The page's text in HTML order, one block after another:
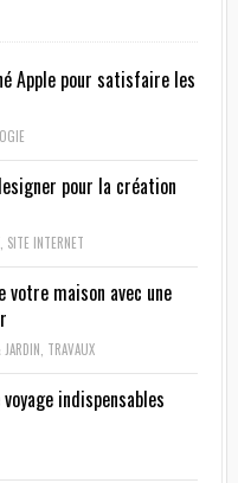
Apple pour satisfaire les
pour la création
, SITE INTERNET
votre maison avec une
, TRAVAUX
indispensables